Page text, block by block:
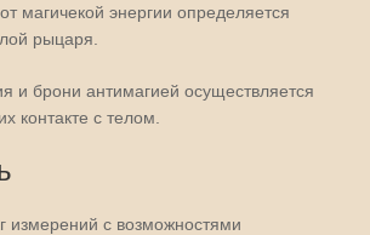
магичекой энергии определяется
рыцаря.
и брони антимагией осуществляется
контакте с телом.
измерений с возможностями